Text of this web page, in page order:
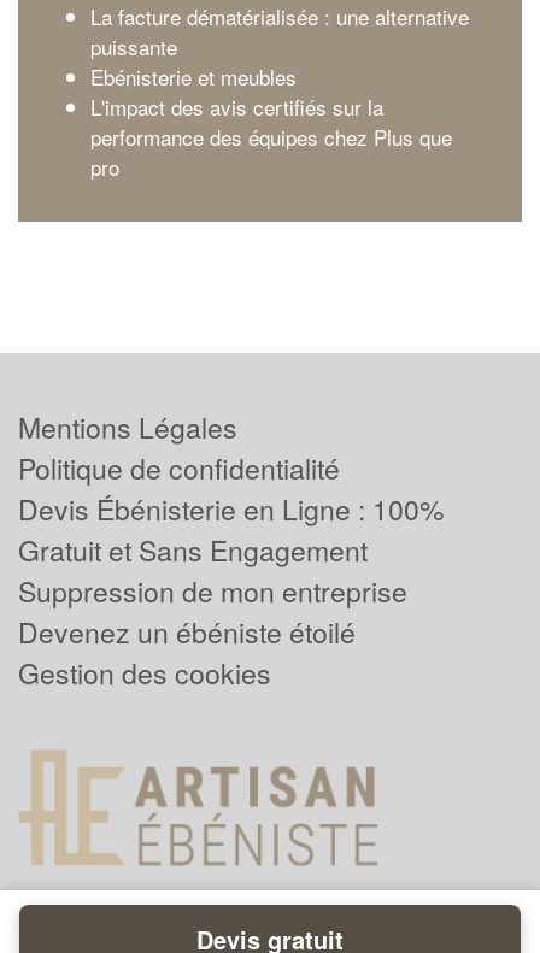
La facture dématérialisée : une alternative
puissante
Ebénisterie et meubles
L'impact des avis certifiés sur la
performance des équipes chez Plus que
pro
Mentions Légales
Politique de confidentialité
Devis Ébénisterie en Ligne : 100%
Gratuit et Sans Engagement
Suppression de mon entreprise
Devenez un ébéniste étoilé
Gestion des cookies
Devis gratuit